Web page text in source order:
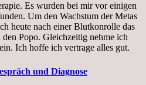
Es wurden bei mir vor einigen
Um den Wachstum der Metas
heute nach einer Blutkonrolle das
Popo. Gleichzeitig nehme ich
Ich hoffe ich vertrage alles gut.
und Diagnose